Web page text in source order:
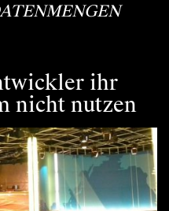
ihr
nicht nutzen